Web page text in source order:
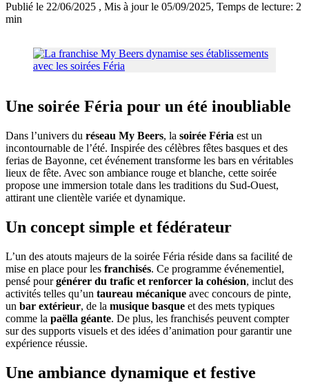
Publié le 22/06/2025 , Mis à jour le 05/09/2025, Temps de lecture: 2
min
Une soirée Féria pour un été inoubliable
Dans l’univers du réseau My Beers, la soirée Féria est un
incontournable de l’été. Inspirée des célèbres fêtes basques et des
ferias de Bayonne, cet événement transforme les bars en véritables
lieux de fête. Avec son ambiance rouge et blanche, cette soirée
propose une immersion totale dans les traditions du Sud-Ouest,
attirant une clientèle variée et dynamique.
Un concept simple et fédérateur
L’un des atouts majeurs de la soirée Féria réside dans sa facilité de
mise en place pour les franchisés. Ce programme événementiel,
pensé pourgénérer du trafic et renforcer la cohésion, inclut des
activités telles qu’un taureau mécanique avec concours de pinte,
un bar extérieur, de la musique basque et des mets typiques
comme la paëlla géante. De plus, les franchisés peuvent compter
sur des supports visuels et des idées d’animation pour garantir une
expérience réussie.
Une ambiance dynamique et festive